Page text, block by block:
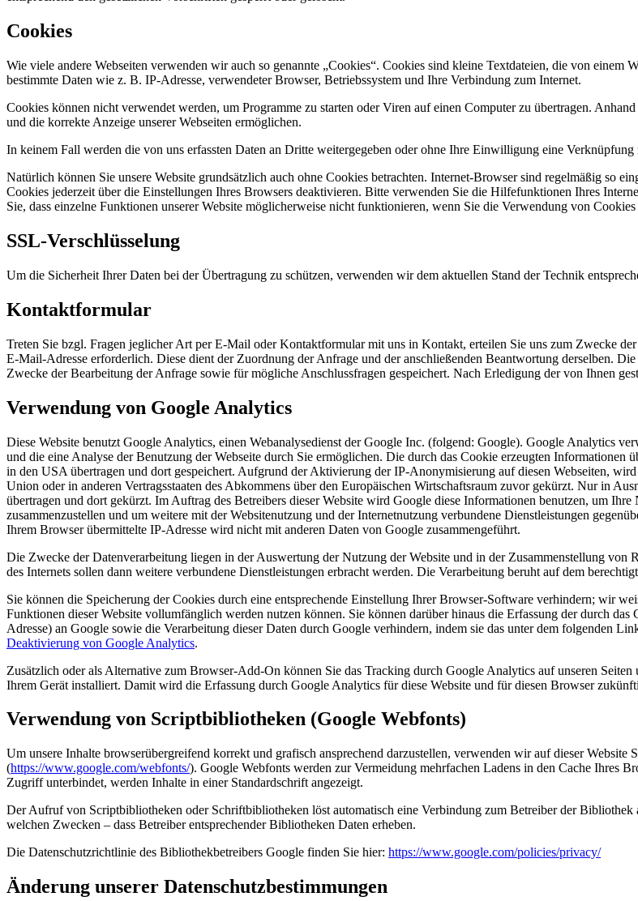
Cookies
Wie viele andere Webseiten verwenden wir auch so genannte „Cookies“. Cookies sind kleine Textdateien, die von einem
bestimmte Daten wie z. B. IP-Adresse, verwendeter Browser, Betriebssystem und Ihre Verbindung zum Internet.
Cookies können nicht verwendet werden, um Programme zu starten oder Viren auf einen Computer zu übertragen.
und die korrekte Anzeige unserer Webseiten ermöglichen.
In keinem Fall werden die von uns erfassten Daten an Dritte weitergegeben oder ohne Ihre Einwilligung eine Verknüpfung
Natürlich können Sie unsere Website grundsätzlich auch ohne Cookies betrachten. Internet-Browser sind regelmäßig so
Cookies jederzeit über die Einstellungen Ihres Browsers deaktivieren. Bitte verwenden Sie die Hilfefunktionen Ihres
Sie, dass einzelne Funktionen unserer Website möglicherweise nicht funktionieren, wenn Sie die Verwendung von
SSL-Verschlüsselung
Um die Sicherheit Ihrer Daten bei der Übertragung zu schützen, verwenden wir dem aktuellen Stand der Technik
Kontaktformular
Treten Sie bzgl. Fragen jeglicher Art per E-Mail oder Kontaktformular mit uns in Kontakt, erteilen Sie uns zum Zwecke
E-Mail-Adresse erforderlich. Diese dient der Zuordnung der Anfrage und der anschließenden Beantwortung derselben.
Zwecke der Bearbeitung der Anfrage sowie für mögliche Anschlussfragen gespeichert. Nach Erledigung der von Ihnen
Verwendung von Google Analytics
Diese Website benutzt Google Analytics, einen Webanalysedienst der Google Inc. (folgend: Google). Google Analytics
und die eine Analyse der Benutzung der Webseite durch Sie ermöglichen. Die durch das Cookie erzeugten Informationen
in den USA übertragen und dort gespeichert. Aufgrund der Aktivierung der IP-Anonymisierung auf diesen Webseiten,
Union oder in anderen Vertragsstaaten des Abkommens über den Europäischen Wirtschaftsraum zuvor gekürzt. Nur in
übertragen und dort gekürzt. Im Auftrag des Betreibers dieser Website wird Google diese Informationen benutzen, um
zusammenzustellen und um weitere mit der Websitenutzung und der Internetnutzung verbundene Dienstleistungen
Ihrem Browser übermittelte IP-Adresse wird nicht mit anderen Daten von Google zusammengeführt.
Die Zwecke der Datenverarbeitung liegen in der Auswertung der Nutzung der Website und in der Zusammenstellung
des Internets sollen dann weitere verbundene Dienstleistungen erbracht werden. Die Verarbeitung beruht auf dem
Sie können die Speicherung der Cookies durch eine entsprechende Einstellung Ihrer Browser-Software verhindern; wir
Funktionen dieser Website vollumfänglich werden nutzen können. Sie können darüber hinaus die Erfassung der durch
Adresse) an Google sowie die Verarbeitung dieser Daten durch Google verhindern, indem sie das unter dem folgenden
Deaktivierung von Google Analytics.
Zusätzlich oder als Alternative zum Browser-Add-On können Sie das Tracking durch Google Analytics auf unseren Seiten
Ihrem Gerät installiert. Damit wird die Erfassung durch Google Analytics für diese Website und für diesen Browser
Verwendung von Scriptbibliotheken (Google Webfonts)
Um unsere Inhalte browserübergreifend korrekt und grafisch ansprechend darzustellen, verwenden wir auf dieser
(https://www.google.com/webfonts/). Google Webfonts werden zur Vermeidung mehrfachen Ladens in den Cache Ihres
Zugriff unterbindet, werden Inhalte in einer Standardschrift angezeigt.
Der Aufruf von Scriptbibliotheken oder Schriftbibliotheken löst automatisch eine Verbindung zum Betreiber der
welchen Zwecken – dass Betreiber entsprechender Bibliotheken Daten erheben.
Die Datenschutzrichtlinie des Bibliothekbetreibers Google finden Sie hier: https://www.google.com/policies/privacy/
Änderung unserer Datenschutzbestimmungen